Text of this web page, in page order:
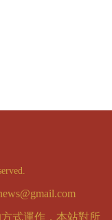
式運作，本站對所